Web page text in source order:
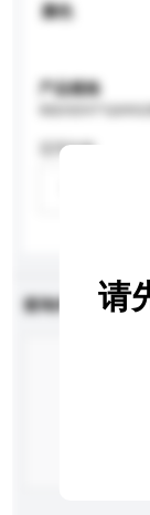
颜色
产品规格
适用年龄
查询内容
请